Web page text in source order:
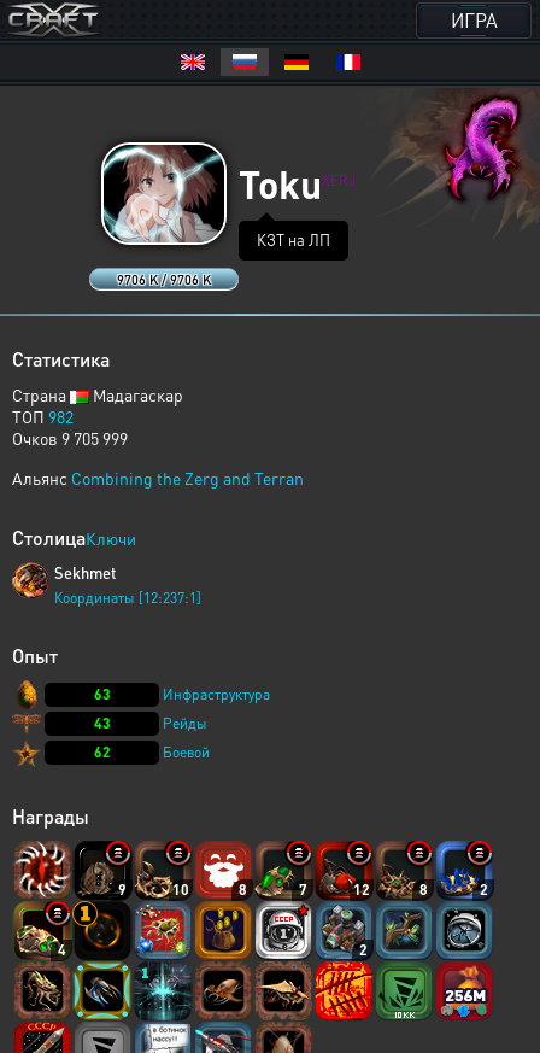
ИГРА
9706 K / 9706 K
TokuXERJ
КЗТ на ЛП
Статистика
Страна
Мадагаскар
ТОП 982
Очков 9 705 999
Альянс Combining the Zerg and Terran
СтолицаКлючи
Sekhmet
Координаты [12:237:1]
Опыт
63
Инфраструктура
43
Рейды
62
Боевой
Награды
9 10 8 7 12 8 2
4 2